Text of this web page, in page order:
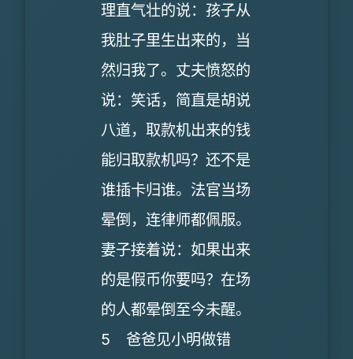
理直气壮的说：孩子从
我肚子里生出来的，当
然归我了。丈夫愤怒的
说：笑话，简直是胡说
八道，取款机出来的钱
能归取款机吗？还不是
谁插卡归谁。法官当场
晕倒，连律师都佩服。
妻子接着说：如果出来
的是假币你要吗？在场
的人都晕倒至今未醒。
5 爸爸见小明做错